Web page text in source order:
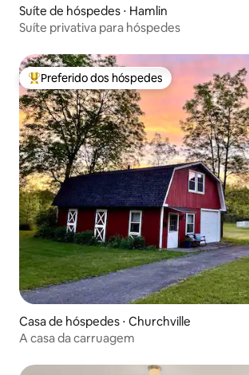
Suíte de hóspedes ⋅ Hamlin
Suíte privativa para hóspedes
Entre os melhores preferidos dos hóspedes
Preferido dos hóspedes
Casa de hóspedes ⋅ Churchville
A casa da carruagem